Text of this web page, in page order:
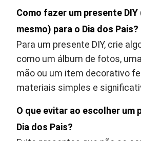
Como fazer um presente
mesmo) para o Dia dos Pais?
Para um presente DIY, crie
como um álbum de fotos,
mão ou um item decorativo
materiais simples e
O que evitar ao escolher um
Dia dos Pais?